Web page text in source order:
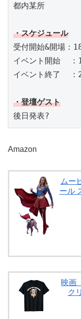
都内某所
・スケジュール
受付開始&開場：
イベント開始
イベント終了
・登壇ゲスト
後日発表?
Amazon
ムー
ール
映画
ク